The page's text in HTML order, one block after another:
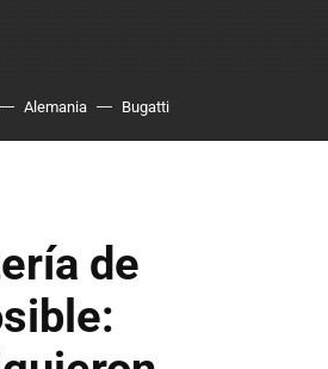
Alemania Bugatti
de